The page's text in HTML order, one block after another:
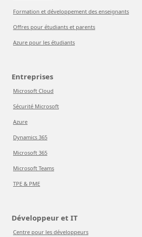
Formation et développement des enseignants
Offres pour étudiants et parents
Azure pour les étudiants
Entreprises
Microsoft Cloud
Sécurité Microsoft
Azure
Dynamics 365
Microsoft 365
Microsoft Teams
TPE & PME
Développeur et IT
Centre pour les développeurs